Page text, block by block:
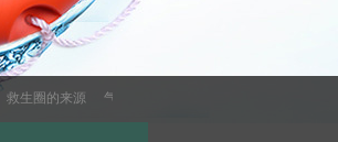
救生圈的来源 气动式救生抛绳器